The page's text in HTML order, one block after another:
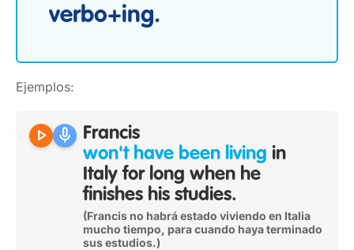
verbo+ing.
Ejemplos:
play_arrow mic Francis
won't have been living in
Italy for long when he
finishes his studies.
(Francis no habrá estado viviendo en Italia
mucho tiempo, para cuando haya terminado
sus estudios.)